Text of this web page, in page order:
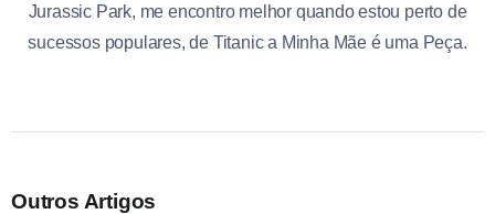
Jurassic Park, me encontro melhor quando estou perto de
sucessos populares, de Titanic a Minha Mãe é uma Peça.
Outros Artigos